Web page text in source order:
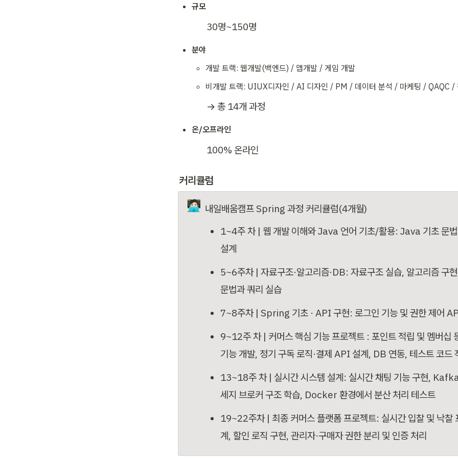
규모
30명~150명
분야
개발 트랙: 웹개발(백엔드) / 앱개발 / 게임 개발
비개발 트랙: UIUX디자인 / AI 디자인 / PM / 데이터 분석 / 마케팅 / QAQC /
→ 총 14개 과정
온/오프라인
100% 온라인
커리큘럼
🧑🏻‍💻 내일배움캠프 Spring 과정 커리큘럼(4개월)
1~4주 차 | 웹 개발 이해와 Java 언어 기초/활용: Java 기초 문
설계
5~6주차 | 자료구조·알고리즘·DB: 자료구조 실습, 알고리즘 구
문법과 쿼리 실습
7~8주차 | Spring 기초 · API 구현: 로그인 기능 및 권한 제어
9~12주 차 | 커머스 핵심 기능 프로젝트 : 포인트 적립 및 멤버십
기능 개발, 정기 구독 로직·결제 API 설계, DB 연동, 테스트 코드
13~18주 차 | 실시간 시스템 설계: 실시간 채팅 기능 구현,
세지 브로커 구조 학습, Docker 환경에서 분산 처리 테스트
19~22주차 | 최종 커머스 플랫폼 프로젝트: 실시간 입찰 및 낙찰
계, 할인 로직 구현, 관리자·구매자 권한 분리 및 인증 처리